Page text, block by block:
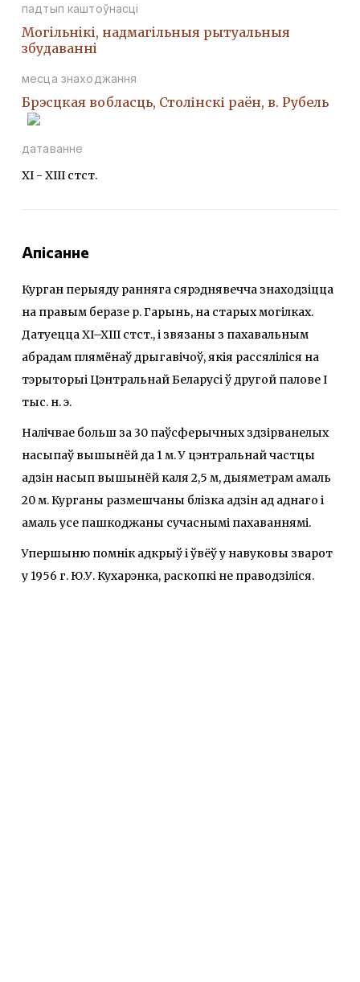
падтып каштоўнасці
Могiльнiкi, надмагiльныя рытуальныя
збудаваннi
месца знаходжання
Брэсцкая вобласць, Столінскі раён, в. Рубель
датаванне
ХІ - ХІІІ стст.
Апісанне
Курган перыяду ранняга сярэднявечча знаходзіцца
на правым беразе р. Гарынь, на старых могілках.
Датуецца XI–XIII стст., і звязаны з пахавальным
абрадам плямёнаў дрыгавічоў, якія рассяліліся на
тэрыторыі Цэнтральнай Беларусі ў другой палове І
тыс. н. э.
Налічвае больш за 30 паўсферычных здзірванелых
насыпаў вышынёй да 1 м. У цэнтральнай частцы
адзін насып вышынёй каля 2,5 м, дыяметрам амаль
20 м. Курганы размешчаны блізка адзін ад аднаго і
амаль усе пашкоджаны сучаснымі пахаваннямі.
Упершыню помнік адкрыў і ўвёў у навуковы зварот
у 1956 г. Ю.У. Кухарэнка, раскопкі не праводзіліся.